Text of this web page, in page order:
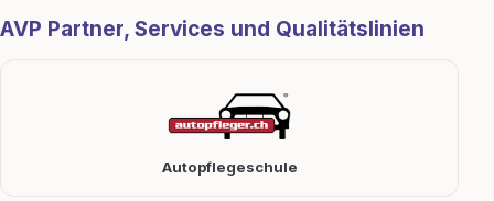
AVP Partner, Services und Qualitätslinien
Autopflegeschule